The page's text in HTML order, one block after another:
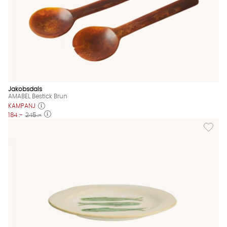
Jakobsdals
AMABEL Bestick Brun
KAMPANJ
184 :- 245 :-
Lägg